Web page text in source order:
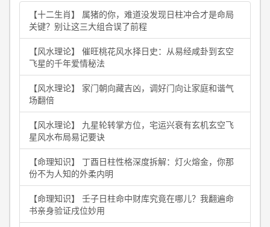
【十二生肖】 属猪的你，难道没发现日柱冲合才是命局
关键？别让这三大组合误了前程
【风水理论】 催旺桃花风水择日史：从易经咸卦到玄空
飞星的千年爱情秘法
【风水理论】 家门朝向藏吉凶，调好门向让家庭和谐气
场翻倍
【风水理论】 九星轮转掌方位，宅运兴衰有玄机玄空飞
星风水布局易记要诀
【命理知识】 丁酉日柱性格深度拆解：灯火熔金，你那
份不为人知的外柔内明
【命理知识】 壬子日柱命中财库究竟在哪儿？我翻遍命
书亲身验证戌位妙用